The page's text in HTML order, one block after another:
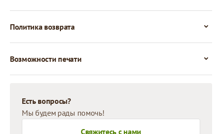
Политика возврата
Возможности печати
Есть вопросы?
Мы будем рады помочь!
Свяжитесь с нами